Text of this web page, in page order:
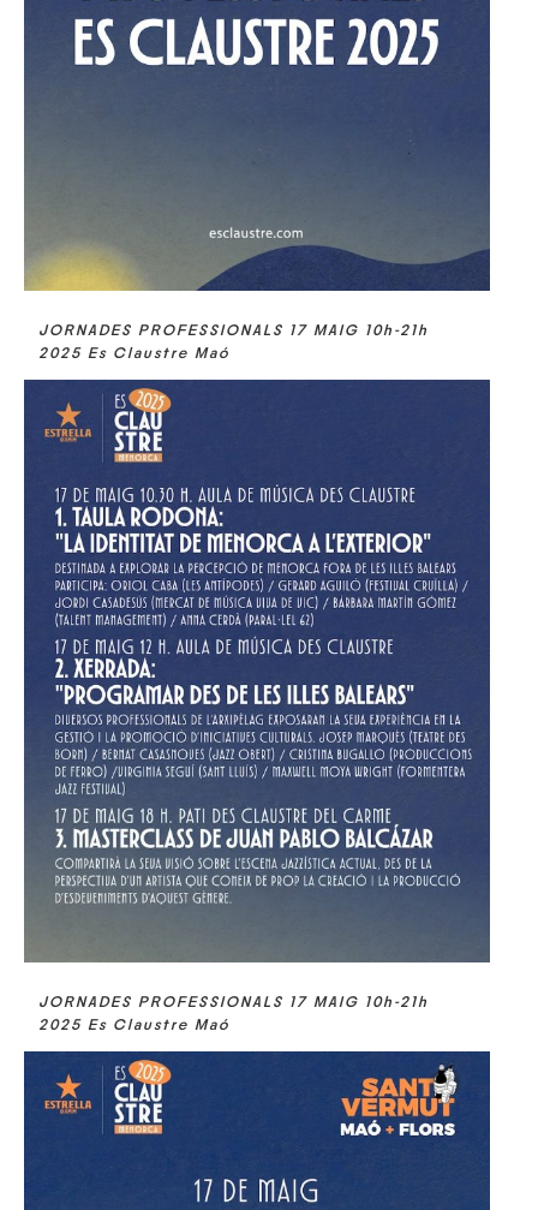
JORNADES PROFESSIONALS 17 MAIG 10h-21h
2025 Es Claustre Maó
JORNADES PROFESSIONALS 17 MAIG 10h-21h
2025 Es Claustre Maó